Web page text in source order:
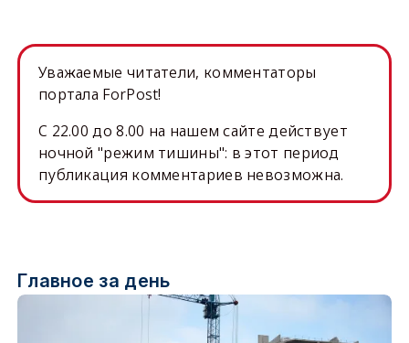
Уважаемые читатели, комментаторы
портала ForPost!
C 22.00 до 8.00 на нашем сайте действует
ночной "режим тишины": в этот период
публикация комментариев невозможна.
Главное за день